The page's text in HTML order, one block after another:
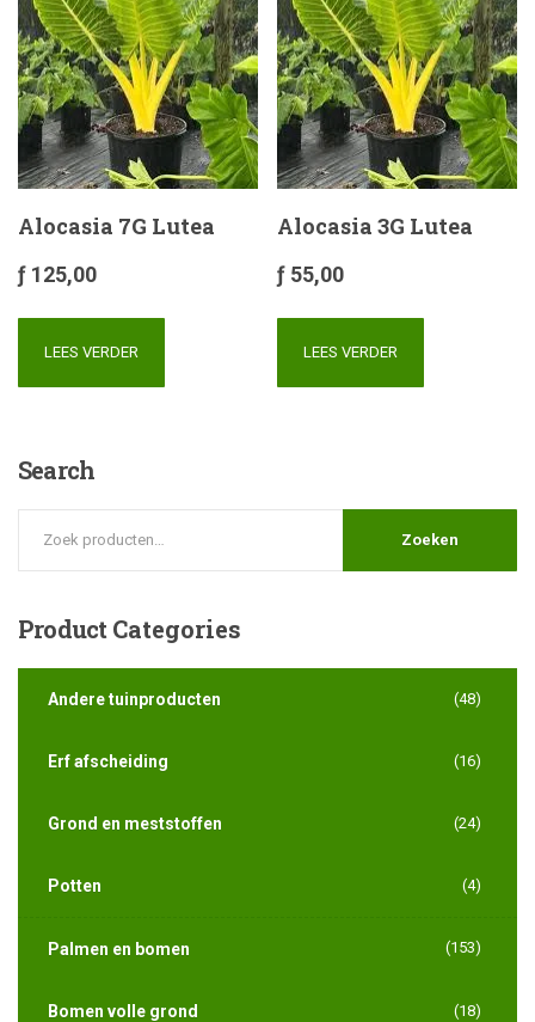
Alocasia 7G Lutea
ƒ 125,00
LEES VERDER
Alocasia 3G Lutea
ƒ 55,00
LEES VERDER
Search
Zoeken
Product Categories
Andere tuinproducten (48)
Erf afscheiding (16)
Grond en meststoffen (24)
Potten (4)
Palmen en bomen (153)
Bomen volle grond (18)